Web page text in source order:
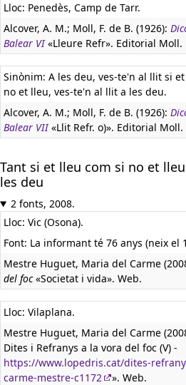
Lloc: Penedès, Camp de Tarr.
Alcover, A. M.; Moll, F. de B. (1926):
Balear VI«Lleure Refr». Editorial Moll.
Sinònim: A les deu, ves-te'n al llit si
no et lleu, ves-te'n al llit a les deu.
Alcover, A. M.; Moll, F. de B. (1926):
Balear VII«Llit Refr. o)». Editorial Moll.
Tant si et lleu com si no et
les deu
2 fonts, 2008.
Lloc: Vic (Osona).
Font: La informant té 76 anys (neix el
Mestre Huguet, Maria del Carme
del foc«Societat i vida». Web.
Lloc: Vilaplana.
Mestre Huguet, Maria del Carme
Dites i Refranys a la vora del foc (V) -
https://www.lopedris.cat/dites-
carme-mestre-c1172
». Web.